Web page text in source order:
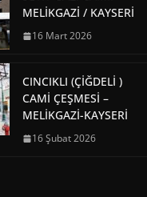
MELİKGAZİ / KAYSERİ
16 Mart 2026
CINCIKLI (ÇİĞDELİ )
CAMİ ÇEŞMESİ –
MELİKGAZİ-KAYSERİ
16 Şubat 2026